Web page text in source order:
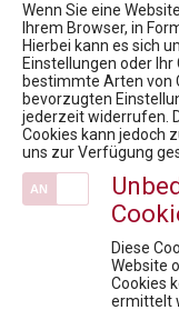
Market Access for
Virtual
Fit für die Prüfung
Wenn Sie eine
Ihrem Browser, in
Hierbei kann es sich
Einstellungen oder
bestimmte Arten von
bevorzugten
jederzeit widerrufen.
Cookies kann jedoch
uns zur Verfügung
Diese
Website
Cookies
ermittelt